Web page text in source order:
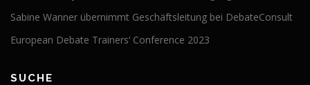
Sabine Wanner übernimmt Geschäftsleitung bei DebateConsult
European Debate Trainers‘ Conference 2023
SUCHE